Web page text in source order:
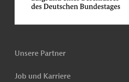
Unsere Partner
Job und Karriere